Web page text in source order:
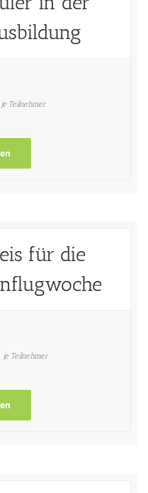
je Teilnehmer
für die
je Teilnehmer